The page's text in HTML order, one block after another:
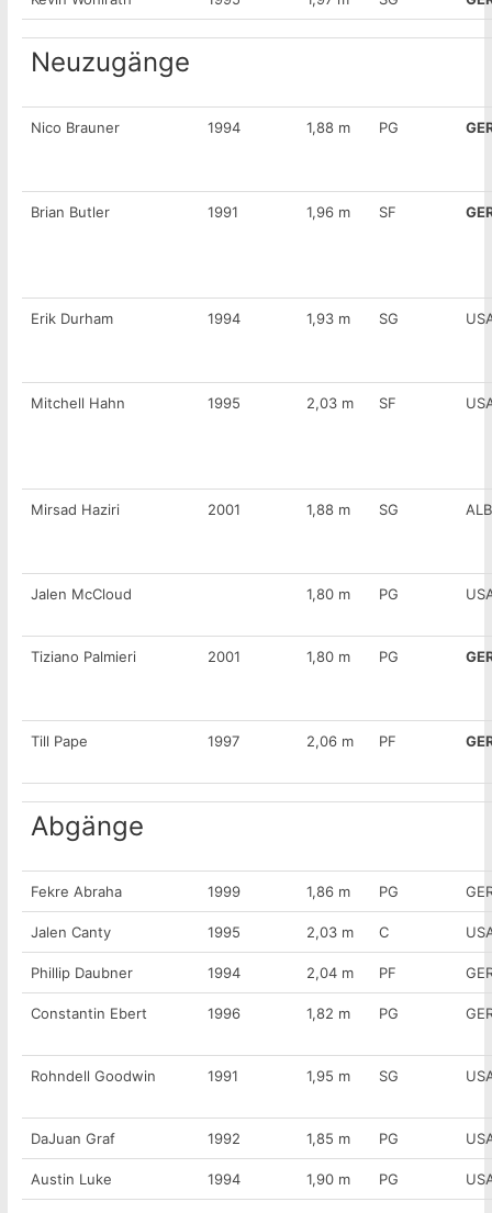
Neuzugänge
Nico Brauner 1994 1,88 m PG
Brian Butler 1991 1,96 m SF
Erik Durham 1994 1,93 m SG
Mitchell Hahn 1995 2,03 m SF
Mirsad Haziri 2001 1,88 m SG ALB
Jalen McCloud 1,80 m PG
Tiziano Palmieri 2001 1,80 m PG
Till Pape 1997 2,06 m PF
Abgänge
Fekre Abraha 1999 1,86 m PG
Jalen Canty 1995 2,03 m C
Phillip Daubner 1994 2,04 m PF
Constantin Ebert 1996 1,82 m PG
Rohndell Goodwin 1991 1,95 m SG
DaJuan Graf 1992 1,85 m PG
Austin Luke 1994 1,90 m PG